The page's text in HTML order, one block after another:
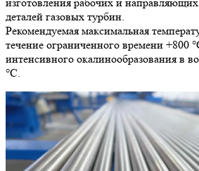
деталей газовых турбин.
Рекомендуемая максимальная
течение ограниченного времени +800
интенсивного окалинообразования в
°C.